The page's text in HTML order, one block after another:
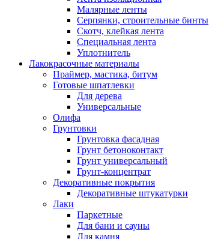
Малярные ленты
Серпянки, строительные бинты
Скотч, клейкая лента
Специальная лента
Уплотнитель
Лакокрасочные материалы
Праймер, мастика, битум
Готовые шпатлевки
Для дерева
Универсальные
Олифа
Грунтовки
Грунтовка фасадная
Грунт бетоноконтакт
Грунт универсальный
Грунт-концентрат
Декоративные покрытия
Декоративные штукатурки
Лаки
Паркетные
Для бани и сауны
Для камня